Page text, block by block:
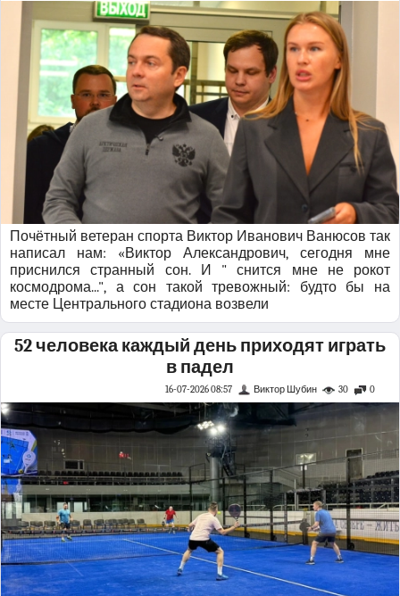
Почётный ветеран спорта Виктор Иванович Ванюсов так
написал нам: «Виктор Александрович, сегодня мне
приснился странный сон. И " снится мне не рокот
космодрома...", а сон такой тревожный: будто бы на
месте Центрального стадиона возвели
52 человека каждый день приходят играть
в падел
0
30
Виктор Шубин
16-07-2026 08:57